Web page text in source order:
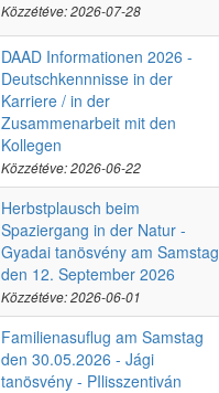
Közzétéve: 2026-07-28
DAAD Informationen 2026 -
Deutschkennnisse in der
Karriere / in der
Zusammenarbeit mit den
Kollegen
Közzétéve: 2026-06-22
Herbstplausch beim
Spaziergang in der Natur -
Gyadai tanösvény am Samstag
den 12. September 2026
Közzétéve: 2026-06-01
Familienasuflug am Samstag
den 30.05.2026 - Jági
tanösvény - PIlisszentiván